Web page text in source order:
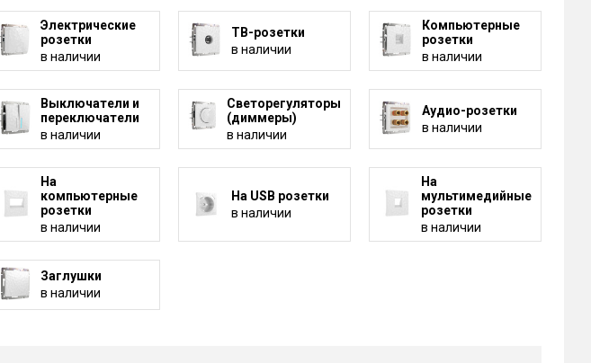
Электрические
розетки
в наличии
ТВ-розетки
в наличии
Компьютерные
розетки
в наличии
Выключатели и
переключатели
в наличии
Светорегуляторы
(диммеры)
в наличии
Аудио-розетки
в наличии
На
компьютерные
розетки
в наличии
На USB розетки
в наличии
На
мультимедийные
розетки
в наличии
Заглушки
в наличии